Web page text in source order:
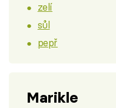
zelí
sůl
pepř
Marikle